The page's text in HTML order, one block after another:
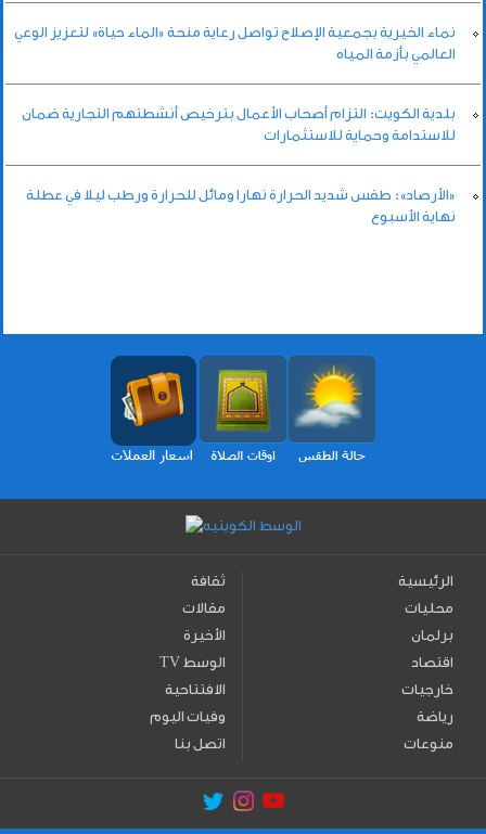
نماء الخيرية بجمعية الإصلاح تواصل رعاية منحة «الماء حياة» لتعزيز الوعي
العالمي بأزمة المياه
بلدية الكويت: التزام أصحاب الأعمال بترخيص أنشطتهم التجارية ضمان
للاستدامة وحماية للاستثمارات
«الأرصاد»: طقس شديد الحرارة نهارا ومائل للحرارة ورطب ليلا في عطلة
نهاية الأسبوع
الرئيسية
محليات
برلمان
اقتصاد
خارجيات
رياضة
منوعات
ثقافة
مقالات
الأخيرة
TV الوسط
الافتتاحية
وفيات اليوم
اتصل بنا